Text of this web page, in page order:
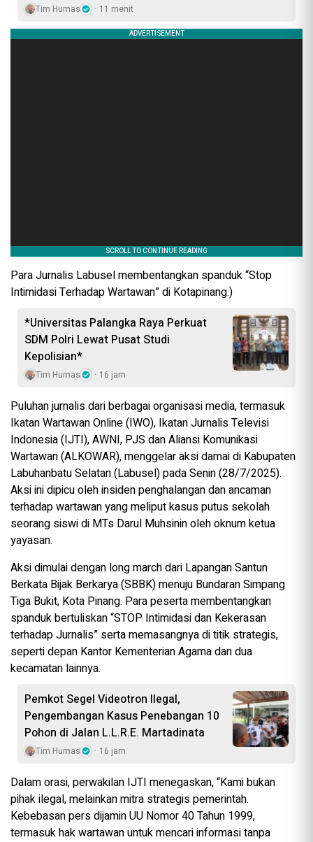
Tim Humas 11 menit
Para Jurnalis Labusel membentangkan spanduk “Stop
Intimidasi Terhadap Wartawan” di Kotapinang.)
*Universitas Palangka Raya Perkuat
SDM Polri Lewat Pusat Studi
Kepolisian*
Tim Humas 16 jam
Puluhan jurnalis dari berbagai organisasi media, termasuk
Ikatan Wartawan Online (IWO), Ikatan Jurnalis Televisi
Indonesia (IJTI), AWNI, PJS dan Aliansi Komunikasi
Wartawan (ALKOWAR), menggelar aksi damai di Kabupaten
Labuhanbatu Selatan (Labusel) pada Senin (28/7/2025).
Aksi ini dipicu oleh insiden penghalangan dan ancaman
terhadap wartawan yang meliput kasus putus sekolah
seorang siswi di MTs Darul Muhsinin oleh oknum ketua
yayasan.
Aksi dimulai dengan long march dari Lapangan Santun
Berkata Bijak Berkarya (SBBK) menuju Bundaran Simpang
Tiga Bukit, Kota Pinang. Para peserta membentangkan
spanduk bertuliskan “STOP Intimidasi dan Kekerasan
terhadap Jurnalis” serta memasangnya di titik strategis,
seperti depan Kantor Kementerian Agama dan dua
kecamatan lainnya.
Pemkot Segel Videotron Ilegal,
Pengembangan Kasus Penebangan 10
Pohon di Jalan L.L.R.E. Martadinata
Tim Humas 16 jam
Dalam orasi, perwakilan IJTI menegaskan, “Kami bukan
pihak ilegal, melainkan mitra strategis pemerintah.
Kebebasan pers dijamin UU Nomor 40 Tahun 1999,
termasuk hak wartawan untuk mencari informasi tanpa